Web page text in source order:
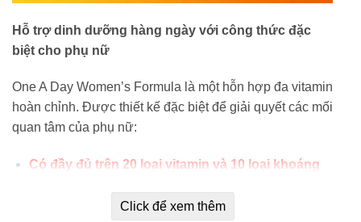
Hỗ trợ dinh dưỡng hàng ngày với công thức đặc
biệt cho phụ nữ
One A Day Women’s Formula là một hỗn hợp đa vitamin
hoàn chỉnh. Được thiết kế đặc biệt để giải quyết các mối
quan tâm của phụ nữ:
Có đầy đủ trên 20 loại vitamin và 10 loại khoáng
Chống oxy hóa các tế bào một cách toàn diện
Click để xem thêm